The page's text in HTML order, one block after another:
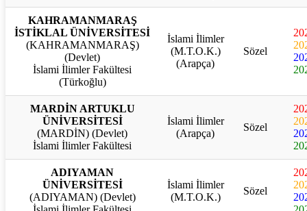
KAHRAMANMARAŞ
İSTİKLAL ÜNİVERSİTESİ
(KAHRAMANMARAŞ)
(Devlet)
İslami İlimler Fakültesi
(Türkoğlu)
İslami İlimler
(M.T.O.K.)
(Arapça)
Sözel
MARDİN ARTUKLU
ÜNİVERSİTESİ
(MARDİN) (Devlet)
İslami İlimler Fakültesi
İslami İlimler
(Arapça)
Sözel
ADIYAMAN
ÜNİVERSİTESİ
(ADIYAMAN) (Devlet)
İslami İlimler
(M.T.O.K.)
Sözel